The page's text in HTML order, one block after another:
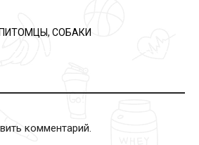
ПИТОМЦЫ, СОБАКИ
комментарий.